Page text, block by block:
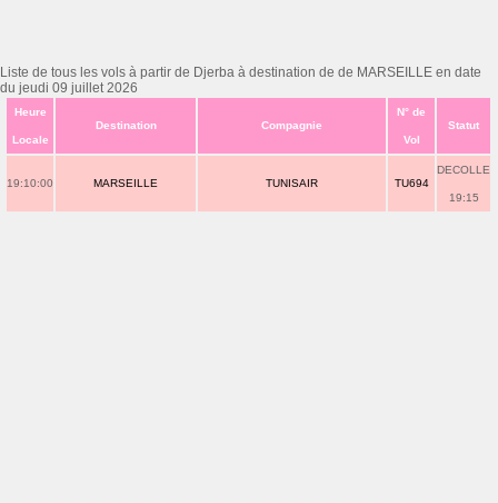
Liste de tous les vols à partir de Djerba à destination de de MARSEILLE en date
du jeudi 09 juillet 2026
Heure
Locale
Destination Compagnie
N° de
Vol
Statut
19:10:00 MARSEILLE TUNISAIR TU694
DECOLLE
19:15